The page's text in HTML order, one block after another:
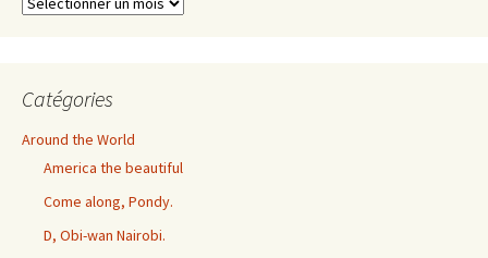
Catégories
Around the World
America the beautiful
Come along, Pondy.
D, Obi-wan Nairobi.